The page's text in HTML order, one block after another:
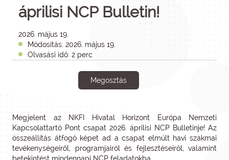
áprilisi NCP Bulletin!
2026. május 19.
Módosítás: 2026. május 19.
Olvasási idő: 2 perc
Megosztás
Megjelent az NKFI Hivatal Horizont Európa Nemzeti
Kapcsolattartó Pont csapat 2026. áprilisi NCP Bulletinje! Az
összeállítás átfogó képet ad a csapat elmúlt havi szakmai
tevékenységeiről, programjairól és fejlesztéseiről, valamint